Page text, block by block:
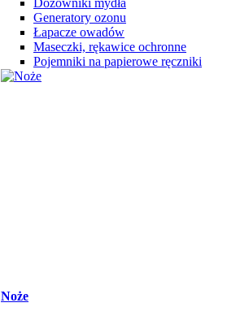
Generatory ozonu
Łapacze owadów
Maseczki, rękawice ochronne
Pojemniki na papierowe ręczniki
Noże